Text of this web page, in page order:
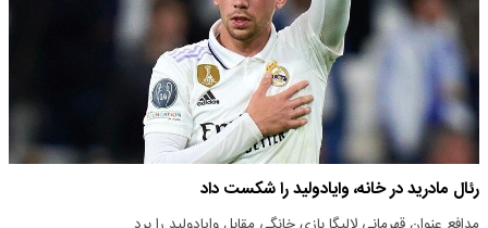
رئال مادرید در خانه، وایادولید را شکست داد